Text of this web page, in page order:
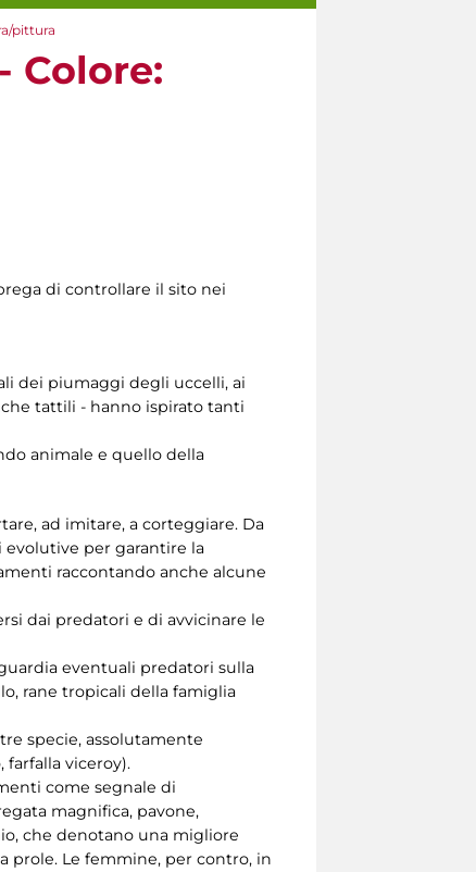
pittura
Colore:
di controllare il sito nei
dei piumaggi degli uccelli, ai
tattili - hanno ispirato tanti
animale e quello della
ad imitare, a corteggiare. Da
per garantire la
raccontando anche alcune
dai predatori e di avvicinare le
eventuali predatori sulla
rane tropicali della famiglia
specie, assolutamente
viceroy).
come segnale di
magnifica, pavone,
che denotano una migliore
prole. Le femmine, per contro, in